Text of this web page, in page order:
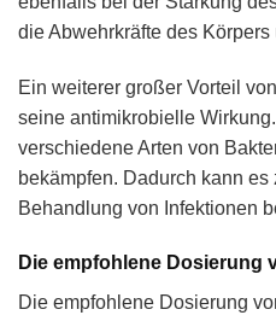
die Abwehrkräfte des Körpers
Ein weiterer großer Vorteil
seine antimikrobielle
verschiedene Arten von
bekämpfen. Dadurch kann es
Behandlung von Infektionen
Die empfohlene Dosierung
Die empfohlene Dosierung